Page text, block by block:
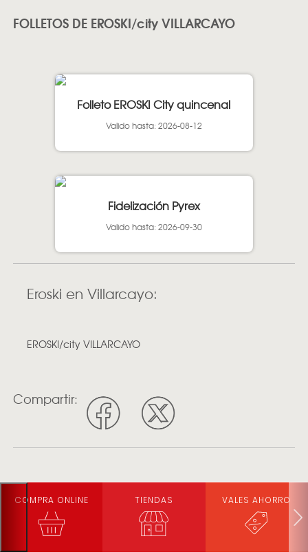
FOLLETOS DE EROSKI/city VILLARCAYO
Folleto EROSKI City quincenal
Valido hasta: 2026-08-12
Fidelización Pyrex
Valido hasta: 2026-09-30
Eroski en Villarcayo:
EROSKI/city VILLARCAYO
Compartir:
COMPRA ONLINE TIENDAS VALES AHORRO